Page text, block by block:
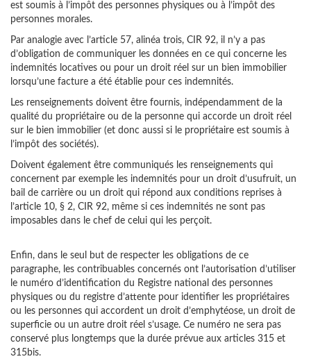
est soumis à l’impôt des personnes physiques ou à l’impôt des
personnes morales.
Par analogie avec l’article 57, alinéa trois, CIR 92, il n’y a pas
d’obligation de communiquer les données en ce qui concerne les
indemnités locatives ou pour un droit réel sur un bien immobilier
lorsqu’une facture a été établie pour ces indemnités.
Les renseignements doivent être fournis, indépendamment de la
qualité du propriétaire ou de la personne qui accorde un droit réel
sur le bien immobilier (et donc aussi si le propriétaire est soumis à
l’impôt des sociétés).
Doivent également être communiqués les renseignements qui
concernent par exemple les indemnités pour un droit d’usufruit, un
bail de carrière ou un droit qui répond aux conditions reprises à
l’article 10, § 2, CIR 92, même si ces indemnités ne sont pas
imposables dans le chef de celui qui les perçoit.
Enfin, dans le seul but de respecter les obligations de ce
paragraphe, les contribuables concernés ont l’autorisation d’utiliser
le numéro d’identification du Registre national des personnes
physiques ou du registre d’attente pour identifier les propriétaires
ou les personnes qui accordent un droit d’emphytéose, un droit de
superficie ou un autre droit réel s’usage. Ce numéro ne sera pas
conservé plus longtemps que la durée prévue aux articles 315 et
315bis.